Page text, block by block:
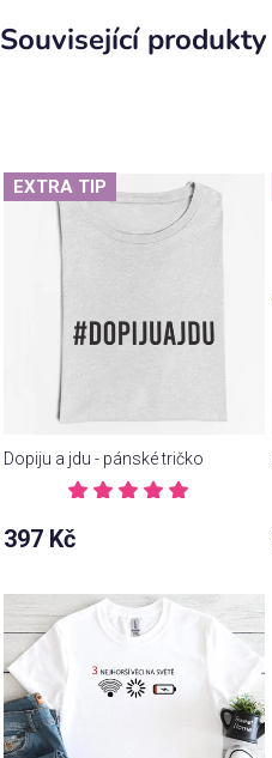
Související produkty
EXTRA TIP
Dopiju a jdu - pánské tričko
hodnocení
produktu
z 5
hvězdiček.
397 Kč